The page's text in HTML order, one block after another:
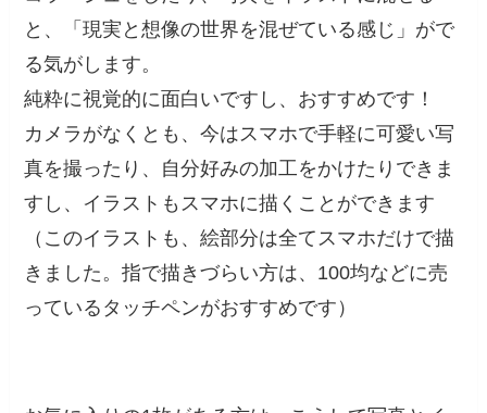
と、「現実と想像の世界を混ぜている感じ」がで
る気がします。
純粋に視覚的に面白いですし、おすすめです！
カメラがなくとも、今はスマホで手軽に可愛い写
真を撮ったり、自分好みの加工をかけたりできま
すし、イラストもスマホに描くことができます
（このイラストも、絵部分は全てスマホだけで描
きました。指で描きづらい方は、100均などに売
っているタッチペンがおすすめです）